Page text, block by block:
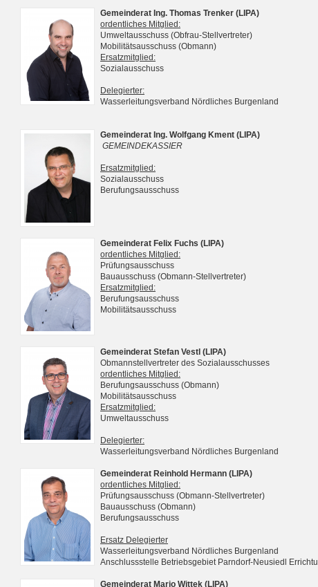
Gemeinderat Ing. Thomas Trenker (LIPA)
ordentliches Mitglied:
Umweltausschuss (Obfrau-Stellvertreter)
Mobilitätsausschuss (Obmann)
Ersatzmitglied:
Sozialausschuss
Delegierter:
Wasserleitungsverband Nördliches Burgenland
Gemeinderat Ing. Wolfgang Kment (LIPA)
GEMEINDEKASSIER
Ersatzmitglied:
Sozialausschuss
Berufungsausschuss
Gemeinderat Felix Fuchs (LIPA)
ordentliches Mitglied:
Prüfungsausschuss
Bauausschuss (Obmann-Stellvertreter)
Ersatzmitglied:
Berufungsausschuss
Mobilitätsausschuss
Gemeinderat Stefan Vestl (LIPA)
Obmannstellvertreter des Sozialausschusses
ordentliches Mitglied:
Berufungsausschuss (Obmann)
Mobilitätsausschuss
Ersatzmitglied:
Umweltausschuss
Delegierter:
Wasserleitungsverband Nördliches Burgenland
Gemeinderat Reinhold Hermann (LIPA)
ordentliches Mitglied:
Prüfungsausschuss (Obmann-Stellvertreter)
Bauausschuss (Obmann)
Berufungsausschuss
Ersatz Delegierter
Wasserleitungsverband Nördliches Burgenland
Anschlussstelle Betriebsgebiet Parndorf-Neusiedl
Gemeinderat Mario Wittek (LIPA)